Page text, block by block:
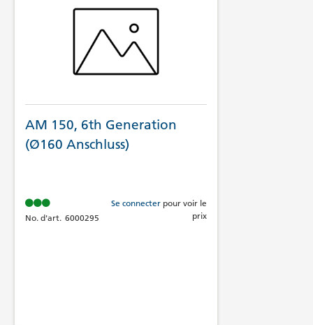
AM 150, 6th Generation
(Ø160 Anschluss)
Se connecter pour voir le
prix
No. d'art. 6000295